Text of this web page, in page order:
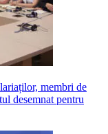
membri de
desemnat pentru